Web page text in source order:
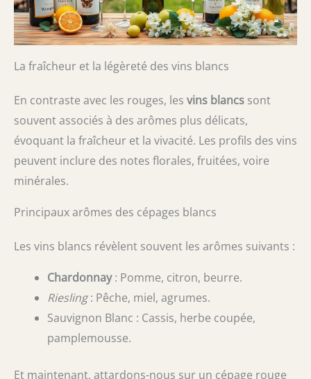
La fraîcheur et la légèreté des vins blancs
En contraste avec les rouges, les vins blancs sont
souvent associés à des arômes plus délicats,
évoquant la fraîcheur et la vivacité. Les profils des vins
peuvent inclure des notes florales, fruitées, voire
minérales.
Principaux arômes des cépages blancs
Les vins blancs révèlent souvent les arômes suivants :
Chardonnay: Pomme, citron, beurre.
Riesling: Pêche, miel, agrumes.
Sauvignon Blanc : Cassis, herbe coupée,
pamplemousse.
Et maintenant, attardons-nous sur un cépage rouge